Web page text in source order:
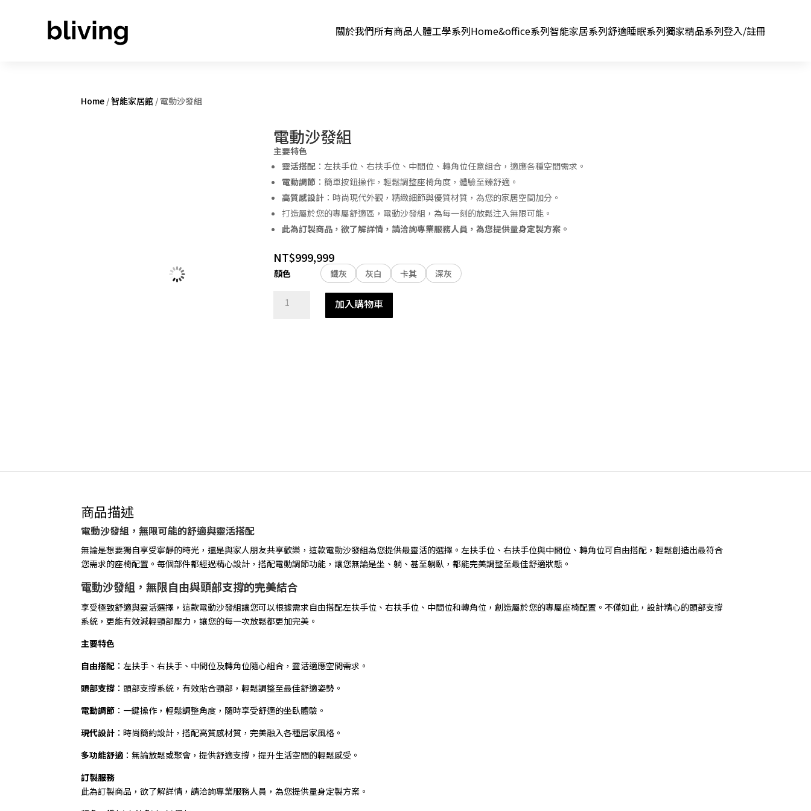
關於我們所有商品人體工學系列Home&office系列智能家居系列舒適睡眠系列獨家精品系列登入/註冊
Home /智能家居館 / 電動沙發組
電動沙發組
主要特色
靈活搭配 ：左扶手位、右扶手位、中間位、轉角位任意組合，適應各種空間需求。
電動調節 ：簡單按鈕操作，輕鬆調整座椅角度，體驗至臻舒適。
高質感設計 ：時尚現代外觀，精緻細節與優質材質，為您的家居空間加分。
打造屬於您的專屬舒適區，電動沙發組，為每一刻的放鬆注入無限可能。
此為訂製商品，欲了解詳情，請洽詢專業服務人員，為您提供量身定製方案。
NT$999,999
顏色 鐵灰 灰白 卡其
深灰
加入購物車
商品描述
電動沙發組，無限可能的舒適與靈活搭配
無論是想要獨自享受寧靜的時光，還是與家人朋友共享歡樂，這款電動沙發組為您提供最靈活的選擇。左扶手位、右扶手位與中間位、轉角位可自由搭配，輕鬆創造出最符合
您需求的座椅配置。每個部件都經過精心設計，搭配電動調節功能，讓您無論是坐、躺、甚至躺臥，都能完美調整至最佳舒適狀態。
電動沙發組，無限自由與頭部支撐的完美結合
享受極致舒適與靈活選擇，這款電動沙發組讓您可以根據需求自由搭配左扶手位、右扶手位、中間位和轉角位，創造屬於您的專屬座椅配置。不僅如此，設計精心的頭部支撐
系統，更能有效減輕頸部壓力，讓您的每一次放鬆都更加完美。
主要特色
自由搭配 ：左扶手、右扶手、中間位及轉角位隨心組合，靈活適應空間需求。
頭部支撐 ：頭部支撐系統，有效貼合頸部，輕鬆調整至最佳舒適姿勢。
電動調節 ：一鍵操作，輕鬆調整角度，隨時享受舒適的坐臥體驗。
現代設計 ：時尚簡約設計，搭配高質感材質，完美融入各種居家風格。
多功能舒適 ：無論放鬆或聚會，提供舒適支撐，提升生活空間的輕鬆感受。
訂製服務
此為訂製商品，欲了解詳情，請洽詢專業服務人員，為您提供量身定製方案。